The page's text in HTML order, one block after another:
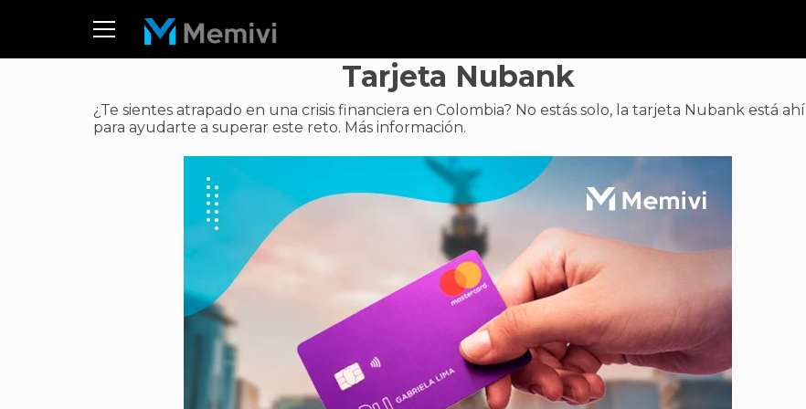
Tarjeta Nubank
¿Te sientes atrapado en una crisis financiera en Colombia? No estás solo, la tarjeta Nubank está ahí
para ayudarte a superar este reto. Más información.